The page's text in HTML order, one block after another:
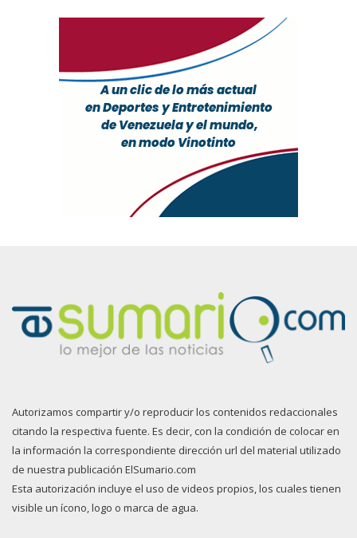
Autorizamos compartir y/o reproducir los contenidos redaccionales
citando la respectiva fuente. Es decir, con la condición de colocar en
la información la correspondiente dirección url del material utilizado
de nuestra publicación ElSumario.com
Esta autorización incluye el uso de videos propios, los cuales tienen
visible un ícono, logo o marca de agua.